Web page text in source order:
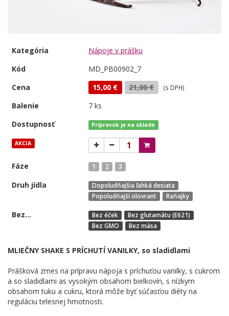
Kategória
Nápoje v prášku
Kód
MD_PB00902_7
Cena
15,00 € 21,00 € (s DPH)
Balenie
7 ks
Dostupnosť
Prípravok je na sklade
AKCIA
Fáze 1 2 3
Druh jídla
Dopoludňajšia ľahká desiata
Popoludňajší olovrant
Raňajky
Bez... Bez éček
Bez glutamátu (E621)
Bez GMO
Bez mäsa
MLIEČNY SHAKE S PRÍCHUTÍ VANILKY, so sladidlami
Prášková zmes na prípravu nápoja s príchuťou vanilky, s cukrom
a so sladidlami as vysokým obsahom bielkovín, s nízkym
obsahom tuku a cukru, ktorá môže byť súčasťou diéty na
reguláciu telesnej hmotnosti.